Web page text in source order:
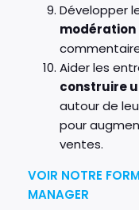
Développer
modération
Aider les
construire
autour de
pour
ventes.
VOIR NOTRE
MANAGER